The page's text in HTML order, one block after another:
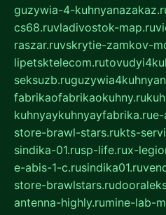
guzywia-4-
cs68.ruvladivostok-map.ru
raszar.ruvskrytie-zamkov-
lipetsktelecom.ru
seksuzb.ru
fabrikaofabrikaokuhny.ru
kuhnyaykuhnyayfabrika.rue-
store-brawl-stars.rukts-
sindika-01.rusp-life.rux-
e-abis-1-c.rusindika01.ru
store-brawlstars.ru
antenna-highly.rumine-lab-